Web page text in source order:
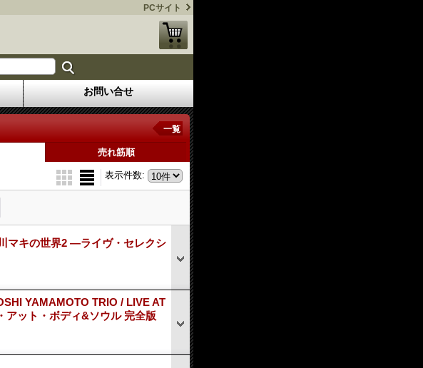
PCサイト
お問い合せ
一覧
売れ筋順
表示件数:
マキの世界2 ―ライヴ・セレクシ
YAMAMOTO TRIO / LIVE AT
ット・ボディ&ソウル 完全版